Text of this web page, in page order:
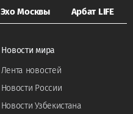
Эхо Москвы Арбат LIFE
Новости мира
Лента новостей
Новости России
Новости Узбекистана